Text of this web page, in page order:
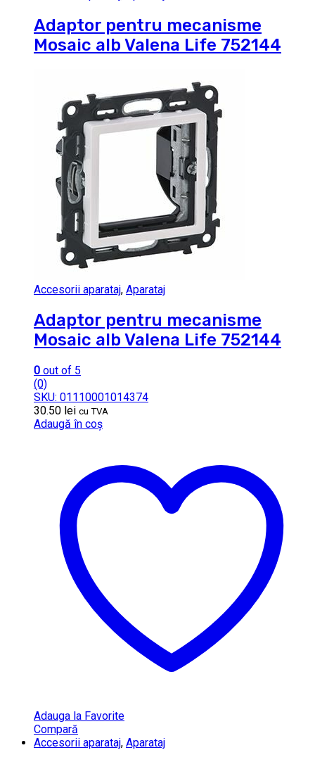
Adaptor pentru mecanisme
Mosaic alb Valena Life 752144
Accesorii aparataj, Aparataj
Adaptor pentru mecanisme
Mosaic alb Valena Life 752144
0 out of 5
(0)
SKU: 01110001014374
30.50 lei cu TVA
Adaugă în coș
Adauga la Favorite
Compară
Accesorii aparataj, Aparataj